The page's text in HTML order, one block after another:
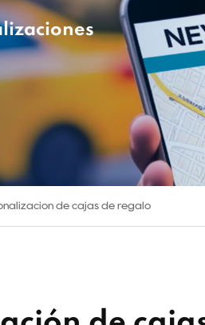
de cajas de regalo